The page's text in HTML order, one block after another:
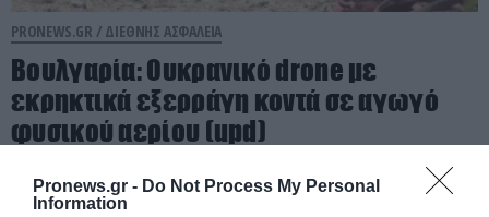
Pronews.gr - Do Not Process My Personal
Information
PRONEWS.GR / ΔΙΕΘΝΗΣ ΑΣΦΑΛΕΙΑ
Βουλγαρία: Ουκρανικό drone με
εκρηκτικά εξερράγη κοντά σε αγωγό
φυσικού αερίου (upd)
08.08.2026 | 21:42